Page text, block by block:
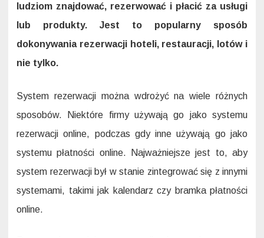
ludziom znajdować, rezerwować i płacić za usługi
lub produkty. Jest to popularny sposób
dokonywania rezerwacji hoteli, restauracji, lotów i
nie tylko.
System rezerwacji można wdrożyć na wiele różnych
sposobów. Niektóre firmy używają go jako systemu
rezerwacji online, podczas gdy inne używają go jako
systemu płatności online. Najważniejsze jest to, aby
system rezerwacji był w stanie zintegrować się z innymi
systemami, takimi jak kalendarz czy bramka płatności
online.